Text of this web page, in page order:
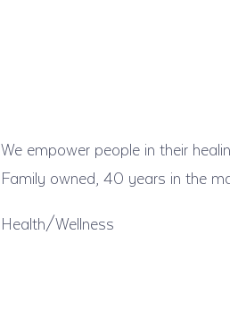
We empower people in their
Family owned, 40 years in the
Health/Wellness